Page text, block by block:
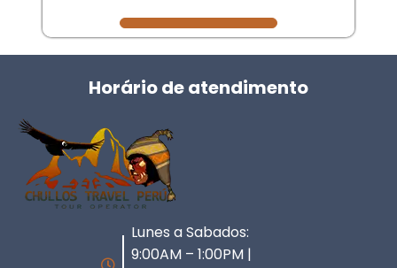
Horário de atendimento
Lunes a Sabados:
9:00AM – 1:00PM |